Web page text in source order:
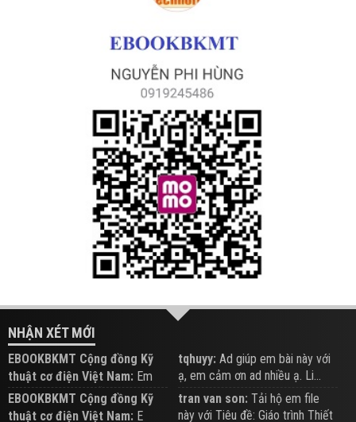
NHẬN XÉT MỚI
EBOOKBKMT Cộng đồng Kỹ
thuật cơ điện Việt Nam: Em
đăng trên Group hỗ trợ nhé
tqhuyy: Ad giúp em bài này với
ạ, em cảm ơn ad nhiều ạ. Li...
EBOOKBKMT Cộng đồng Kỹ
thuật cơ điện Việt Nam: E
tran van son: Tải hộ em file
này với Tiêu đề: Giáo trình Thiết